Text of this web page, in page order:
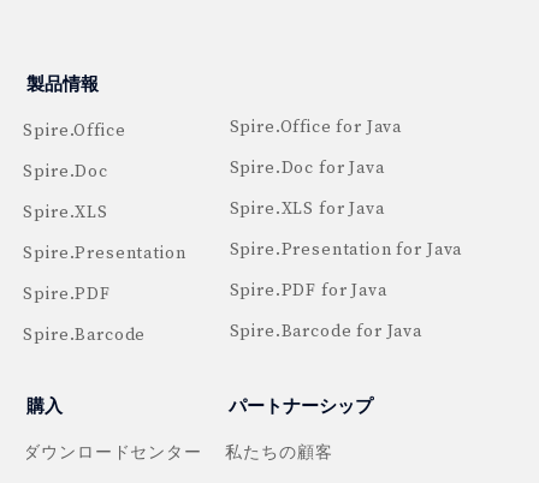
製品情報
Spire.Office
Spire.Doc
Spire.XLS
Spire.Presentation
Spire.PDF
Spire.Barcode
Spire.Office for Java
Spire.Doc for Java
Spire.XLS for Java
Spire.Presentation for Java
Spire.PDF for Java
Spire.Barcode for Java
購入
ダウンロードセンター
パートナーシップ
私たちの顧客